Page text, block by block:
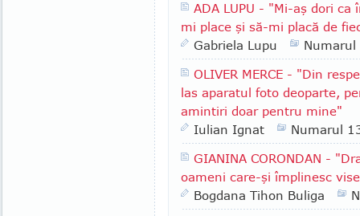
ADA LUPU - "Mi-aş dori
mi place şi să-mi placă de
Gabriela Lupu
OLIVER MERCE - "Din
las aparatul foto deoparte,
amintiri doar pentru mine"
Iulian Ignat
Numarul
GIANINA CORONDAN -
oameni care-şi împlinesc
Bogdana Tihon Buliga